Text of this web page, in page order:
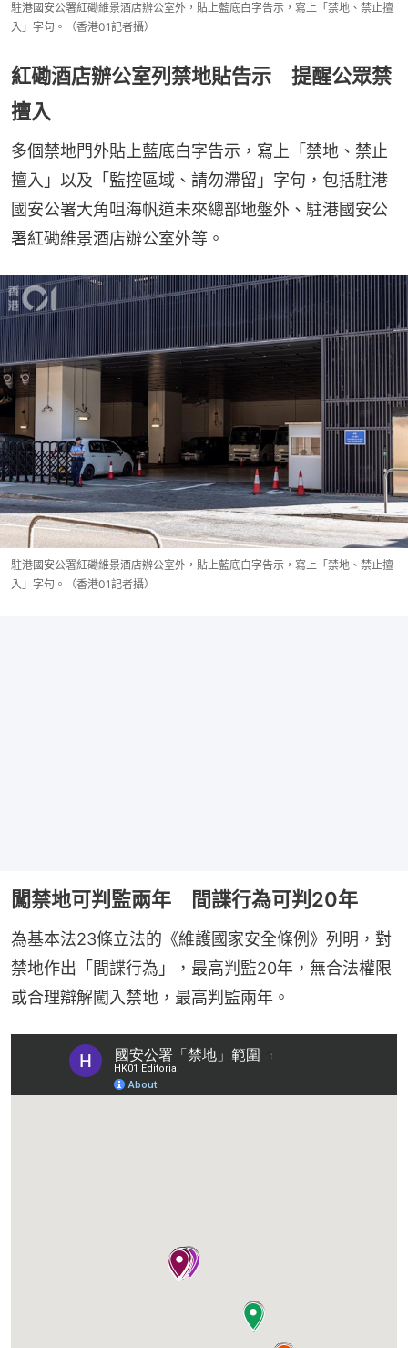
駐港國安公署紅磡維景酒店辦公室外，貼上藍底白字告示，寫上「禁地、禁止擅
入」字句。（香港01記者攝）
紅磡酒店辦公室列禁地貼告示 提醒公眾禁
擅入
多個禁地門外貼上藍底白字告示，寫上「禁地、禁止
擅入」以及「監控區域、請勿滯留」字句，包括駐港
國安公署大角咀海帆道未來總部地盤外、駐港國安公
署紅磡維景酒店辦公室外等。
駐港國安公署紅磡維景酒店辦公室外，貼上藍底白字告示，寫上「禁地、禁止擅
入」字句。（香港01記者攝）
闖禁地可判監兩年 間諜行為可判20年
為基本法23條立法的《維護國家安全條例》列明，對
禁地作出「間諜行為」，最高判監20年，無合法權限
或合理辯解闖入禁地，最高判監兩年。